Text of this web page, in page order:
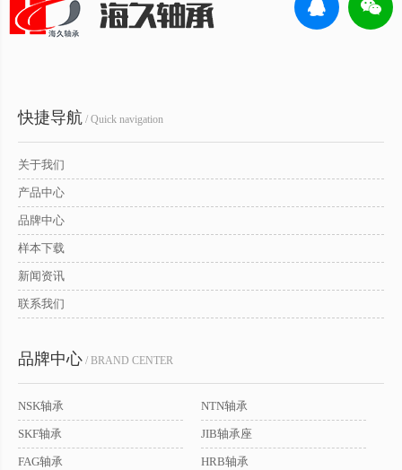
快捷导航 / Quick navigation
关于我们
产品中心
品牌中心
样本下载
新闻资讯
联系我们
品牌中心 / BRAND CENTER
NSK轴承 NTN轴承
SKF轴承 JIB轴承座
FAG轴承 HRB轴承